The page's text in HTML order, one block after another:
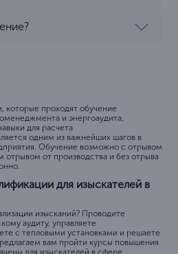
которые проходят обучение
и энергоаудита,
для расчета
одним из важнейших шагов в
Обучение возможно с отрывом
отрывом от производства и без отрыва
для изыскателей в
изысканий? Проводите
аудиту, управляете
с тепловыми установками и решаете
вам пройти курсы повышения
для изыскателей в сфере